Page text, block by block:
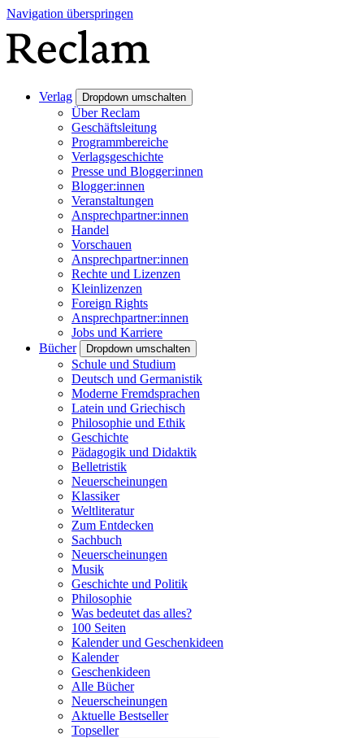
Navigation überspringen
Verlag Dropdown umschalten
Über Reclam
Geschäftsleitung
Programmbereiche
Verlagsgeschichte
Presse und Blogger:innen
Blogger:innen
Veranstaltungen
Ansprechpartner:innen
Handel
Vorschauen
Ansprechpartner:innen
Rechte und Lizenzen
Kleinlizenzen
Foreign Rights
Ansprechpartner:innen
Jobs und Karriere
Bücher
Dropdown umschalten
Schule und Studium
Deutsch und Germanistik
Moderne Fremdsprachen
Latein und Griechisch
Philosophie und Ethik
Geschichte
Pädagogik und Didaktik
Belletristik
Neuerscheinungen
Klassiker
Weltliteratur
Zum Entdecken
Sachbuch
Neuerscheinungen
Musik
Geschichte und Politik
Philosophie
Was bedeutet das alles?
100 Seiten
Kalender und Geschenkideen
Kalender
Geschenkideen
Alle Bücher
Neuerscheinungen
Aktuelle Bestseller
Topseller